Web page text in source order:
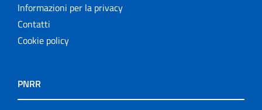
Informazioni per la privacy
Contatti
Cookie policy
PNRR